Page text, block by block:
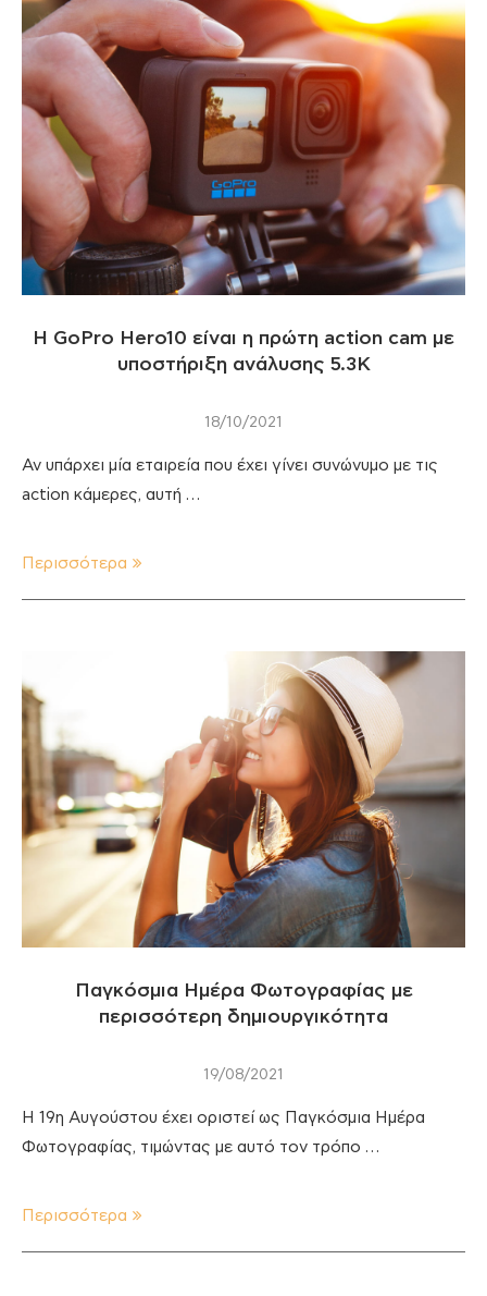
Η GoPro Hero10 είναι η πρώτη action cam με
υποστήριξη ανάλυσης 5.3K
18/10/2021
Αν υπάρχει μία εταιρεία που έχει γίνει συνώνυμο με τις
action κάμερες, αυτή …
Περισσότερα
Παγκόσμια Ημέρα Φωτογραφίας με
περισσότερη δημιουργικότητα
19/08/2021
Η 19η Αυγούστου έχει οριστεί ως Παγκόσμια Ημέρα
Φωτογραφίας, τιμώντας με αυτό τον τρόπο …
Περισσότερα